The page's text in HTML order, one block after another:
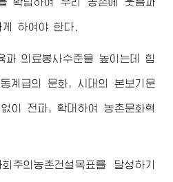
하여야 한다.
과 의료봉사수준을 높이는데 힘
계급의 문화, 시대의 본보기문
이 전파, 확대하여 농촌문화혁
주의농촌건설목표를 달성하기